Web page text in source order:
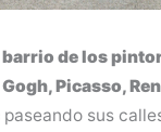
barrio de los
Picasso,
paseando sus